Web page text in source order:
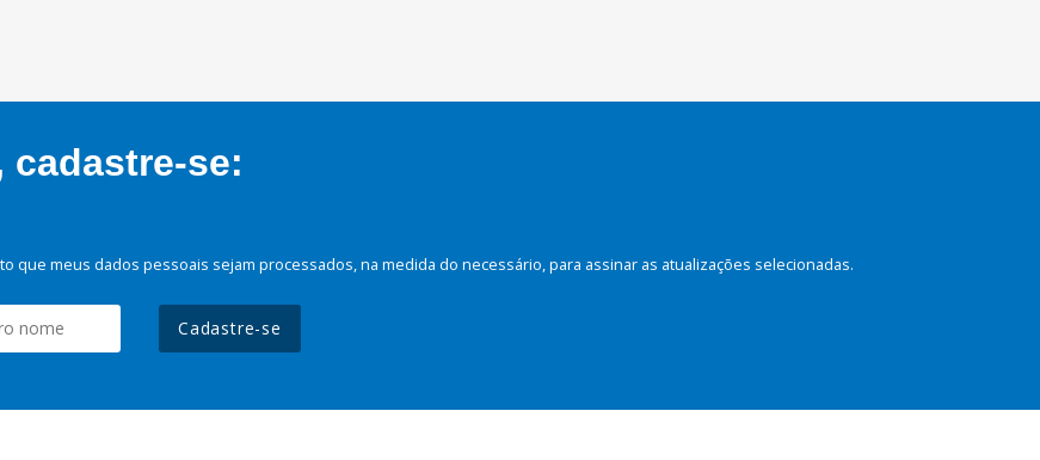
cadastre-se:
que meus dados pessoais sejam processados, na medida do necessário, para assinar as atualizações selecionadas.
Cadastre-se